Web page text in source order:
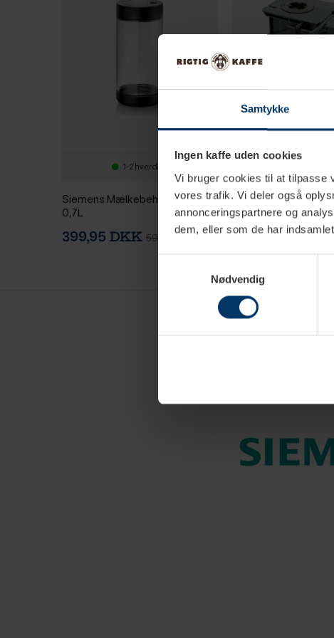
Samtykke
Ingen kaffe uden cookies
Vi bruger cookies til at tilpasse
vores trafik. Vi deler også
annonceringspartnere og
dem, eller som de har
Nødvendig
1-2 hverdage
Siemens Mælkebeholder Glas
0,7L
399,95 DKK 599,95 DKK
Siemens EQ700,
EQ900 Plus-Serie
Bryggeenhed
1.499,00 DKK